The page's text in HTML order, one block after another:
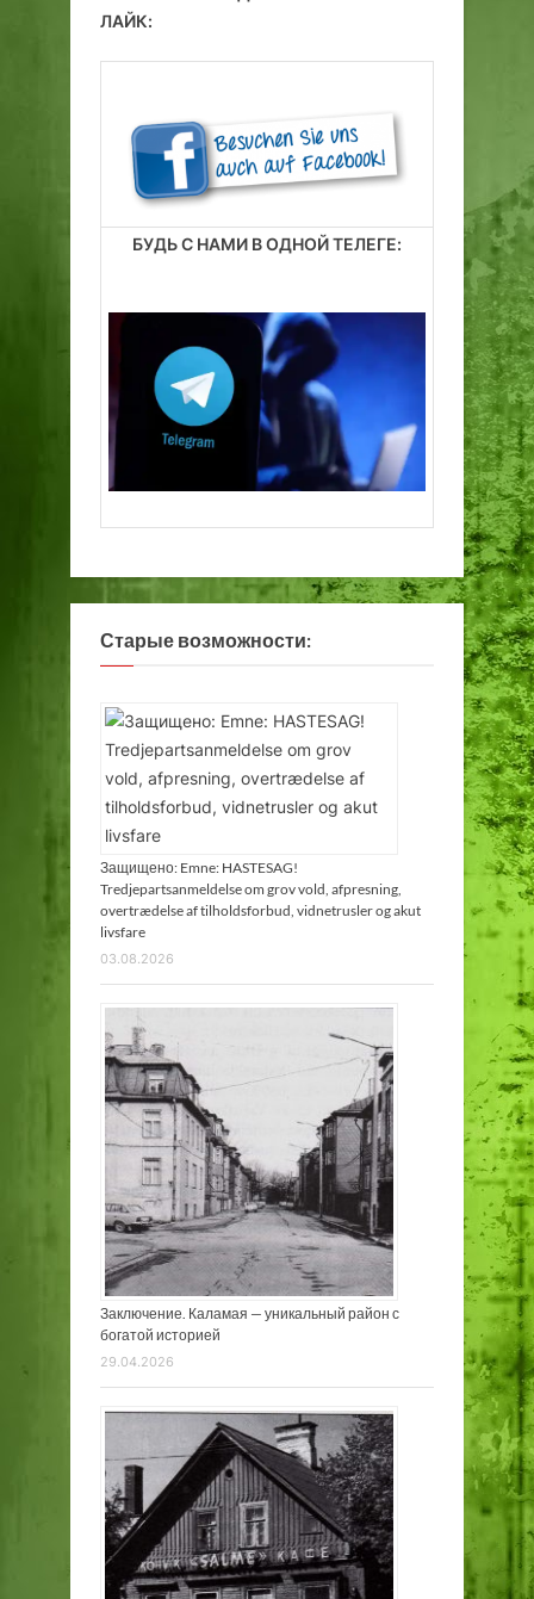
ЛАЙК:
БУДЬ С НАМИ В ОДНОЙ ТЕЛЕГЕ:
Старые возможности:
Защищено: Emne: HASTESAG!
Tredjepartsanmeldelse om grov vold, afpresning,
overtrædelse af tilholdsforbud, vidnetrusler og akut
livsfare
03.08.2026
Заключение. Каламая — уникальный район с
богатой историей
29.04.2026